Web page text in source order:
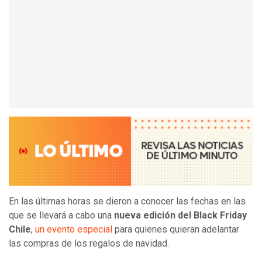
En las últimas horas se dieron a conocer las fechas en las
que se llevará a cabo una nueva edición del Black Friday
Chile, un evento especial para quienes quieran adelantar
las compras de los regalos de navidad.